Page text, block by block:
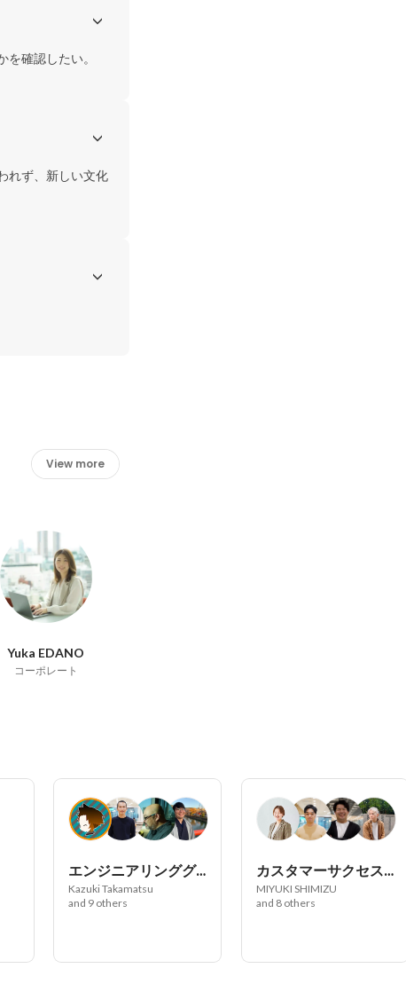
確認したい。
れず、新しい文化
View more
Yuka EDANO
コーポレート
エンジニアリンググループ
Kazuki Takamatsu
and 9 others
カスタマーサクセスグループ
MIYUKI SHIMIZU
and 8 others